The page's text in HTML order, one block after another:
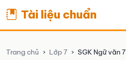
Tài liệu chuẩn
Trang chủ › Lớp 7 › SGK Ngữ văn